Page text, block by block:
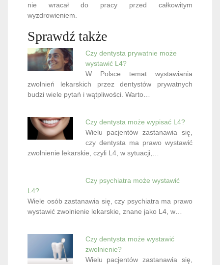
nie wracał do pracy przed całkowitym
wyzdrowieniem.
Sprawdź także
Czy dentysta prywatnie może
wystawić L4?
W Polsce temat wystawiania
zwolnień lekarskich przez dentystów prywatnych
budzi wiele pytań i wątpliwości. Warto…
Czy dentysta może wypisać L4?
Wielu pacjentów zastanawia się,
czy dentysta ma prawo wystawić
zwolnienie lekarskie, czyli L4, w sytuacji,…
Czy psychiatra może wystawić
L4?
Wiele osób zastanawia się, czy psychiatra ma prawo
wystawić zwolnienie lekarskie, znane jako L4, w…
Czy dentysta może wystawić
zwolnienie?
Wielu pacjentów zastanawia się,